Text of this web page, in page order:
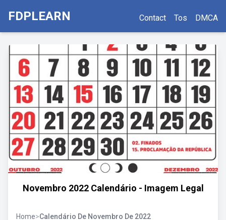
FDPLEARN Contact Tos DMCA
Novembro 2022 Calendário - Imagem Legal
Home>Calendário De Novembro De 2022